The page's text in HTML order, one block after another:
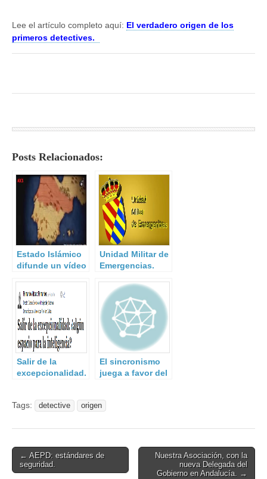
Lee el artículo completo aquí: El verdadero origen de los
primeros detectives.
Posts Relacionados:
Estado Islámico
difunde un vídeo
España.
Unidad Militar de
Emergencias.
Salir de la
excepcionalidad.
El sincronismo
juega a favor del
Tags: detective origen
Post
navigation
← AEPD: estándares de
seguridad.
Nuestra Asociación, con la
nueva Delegada del
Gobierno en Andalucía. →